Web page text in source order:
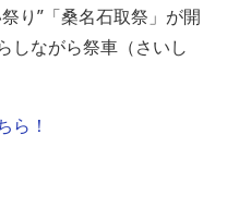
り”「桑名石取祭」が開
しながら祭車（さいし
ら！